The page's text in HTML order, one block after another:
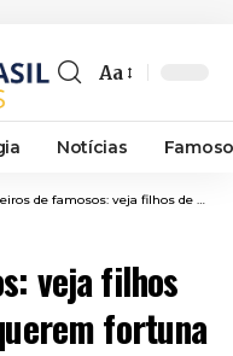
Font
Resizer
Aa
Notícias
famosos: veja filhos de artistas que não querem fortuna da família
veja filhos
fortuna